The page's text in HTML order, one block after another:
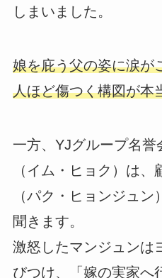
しまいました。
娘を庇う父の姿に涙が
人ほど傷つく構図が本
一方、YJグループ名
（イム・ヒョク）は
（パク・ヒョンジュ
聞きます。
激怒したマンジュンは
びつけ、「嫁の実家へ